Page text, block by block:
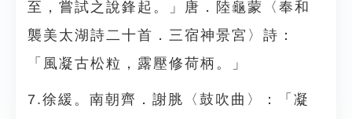
至，嘗試之說鋒起。」唐．陸龜蒙〈奉和
襲美太湖詩二十首．三宿神景宮〉詩：
「風凝古松粒，露壓修荷柄。」
7.徐緩。南朝齊．謝脁〈鼓吹曲〉：「凝